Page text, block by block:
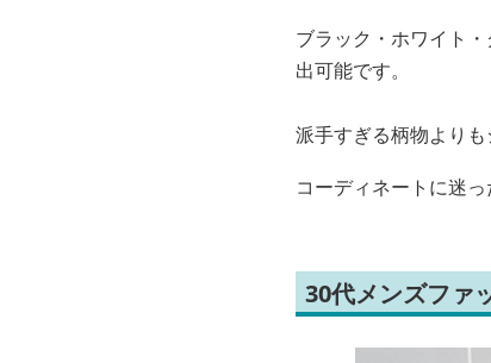
ブラック・ホワイト
出可能です。
派手すぎる柄物より
コーディネートに迷
30代メンズファ